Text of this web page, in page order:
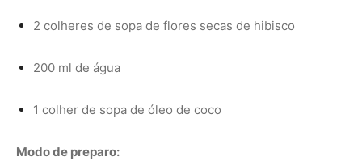
Aplique nos cabelos, massageando do comprimento
Dicas extras para manter a cor dos